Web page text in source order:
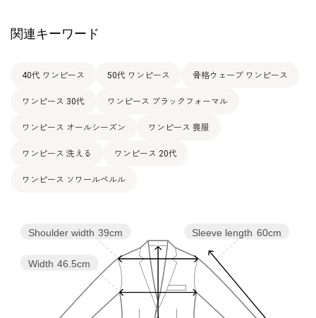
その他
洗濯方法：ご自宅でお洗濯可
関連キーワード
40代 ワンピース 50代 ワンピース 骨格ウェーブ ワンピース
ワンピース 30代 ワンピース ブラックフォーマル
ワンピース オールシーズン ワンピース 喪服
ワンピース 洗える ワンピース 20代
ワンピース ソワールペルル
Sleeve length 60cm
Width 46.5cm
Shoulder width 39cm